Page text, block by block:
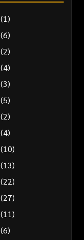
(1)
(6)
(2)
(4)
(3)
(5)
(2)
(4)
(10)
(13)
(22)
(27)
(11)
(6)